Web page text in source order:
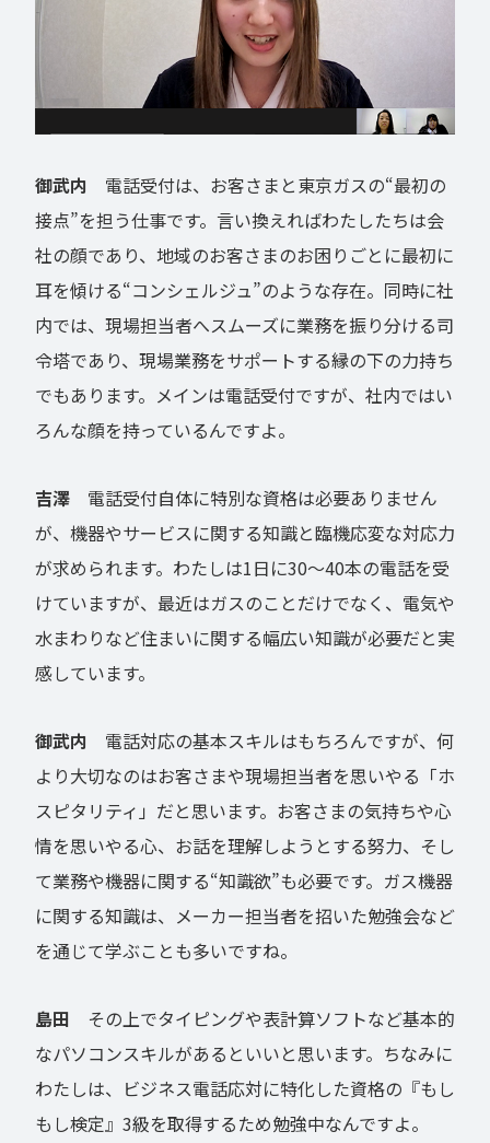
御武内
電話受付は、お客さまと東京ガスの“最初の
接点”を担う仕事です。言い換えればわたしたちは会
社の顔であり、地域のお客さまのお困りごとに最初に
耳を傾ける“コンシェルジュ”のような存在。同時に社
内では、現場担当者へスムーズに業務を振り分ける司
令塔であり、現場業務をサポートする縁の下の力持ち
でもあります。メインは電話受付ですが、社内ではい
ろんな顔を持っているんですよ。
吉澤
電話受付自体に特別な資格は必要ありません
が、機器やサービスに関する知識と臨機応変な対応力
が求められます。わたしは1日に30〜40本の電話を受
けていますが、最近はガスのことだけでなく、電気や
水まわりなど住まいに関する幅広い知識が必要だと実
感しています。
御武内
電話対応の基本スキルはもちろんですが、何
より大切なのはお客さまや現場担当者を思いやる「ホ
スピタリティ」だと思います。お客さまの気持ちや心
情を思いやる心、お話を理解しようとする努力、そし
て業務や機器に関する“知識欲”も必要です。ガス機器
に関する知識は、メーカー担当者を招いた勉強会など
を通じて学ぶことも多いですね。
島田
その上でタイピングや表計算ソフトなど基本的
なパソコンスキルがあるといいと思います。ちなみに
わたしは、ビジネス電話応対に特化した資格の『もし
もし検定』3級を取得するため勉強中なんですよ。